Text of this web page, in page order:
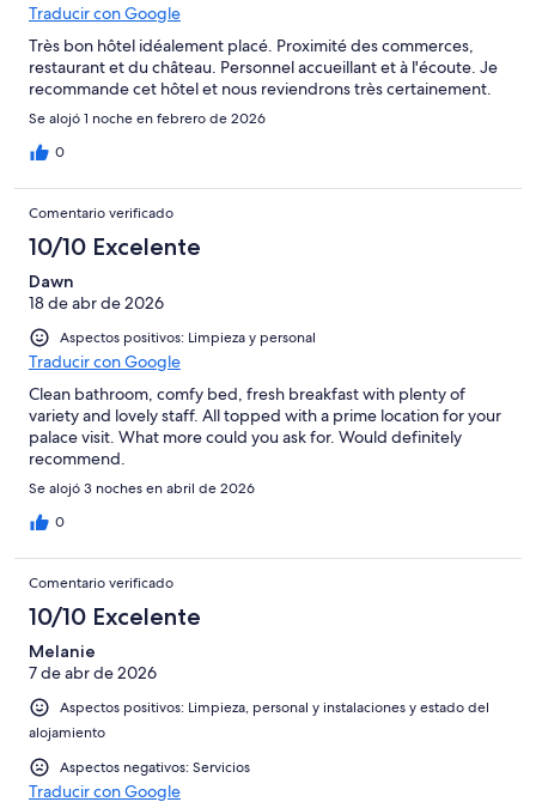
Traducir con Google
Très bon hôtel idéalement placé. Proximité des commerces,
restaurant et du château. Personnel accueillant et à l'écoute. Je
recommande cet hôtel et nous reviendrons très certainement.
Se alojó 1 noche en febrero de 2026
0
Comentario verificado
10/10 Excelente
Dawn
18 de abr de 2026
Aspectos positivos: Limpieza y personal
Traducir con Google
Clean bathroom, comfy bed, fresh breakfast with plenty of
variety and lovely staff. All topped with a prime location for your
palace visit. What more could you ask for. Would definitely
recommend.
Se alojó 3 noches en abril de 2026
0
Comentario verificado
10/10 Excelente
Melanie
7 de abr de 2026
Aspectos positivos: Limpieza, personal y instalaciones y estado del
alojamiento
Aspectos negativos: Servicios
Traducir con Google